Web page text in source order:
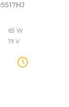
65 W
19 V